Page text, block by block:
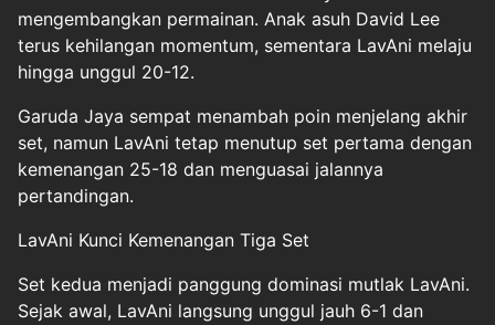
mengembangkan permainan. Anak asuh David Lee
terus kehilangan momentum, sementara LavAni melaju
hingga unggul 20-12.
Garuda Jaya sempat menambah poin menjelang akhir
set, namun LavAni tetap menutup set pertama dengan
kemenangan 25-18 dan menguasai jalannya
pertandingan.
LavAni Kunci Kemenangan Tiga Set
Set kedua menjadi panggung dominasi mutlak LavAni.
Sejak awal, LavAni langsung unggul jauh 6-1 dan